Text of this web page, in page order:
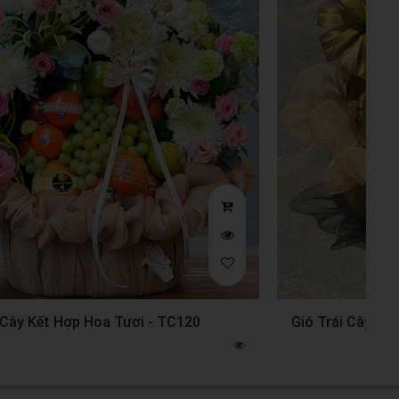
Kết Hợp Hoa Tươi - TC120 Gió Trái Cây -